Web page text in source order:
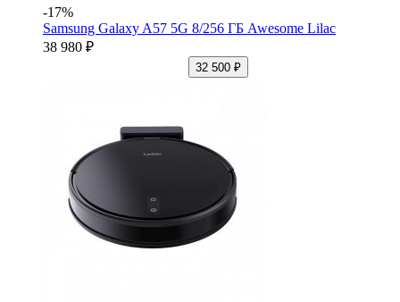
-17%
Samsung Galaxy A57 5G 8/256 ГБ Awesome Lilac
38 980 ₽
32 500 ₽